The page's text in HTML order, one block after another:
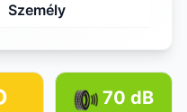
Személy
70 dB